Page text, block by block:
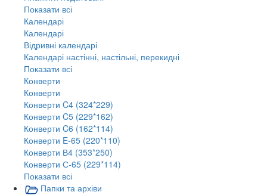
Показати всі
Календарі
Календарі
Відривні календарі
Календарі настінні, настільні, перекидні
Показати всі
Конверти
Конверти
Конверти C4 (324*229)
Конверти C5 (229*162)
Конверти C6 (162*114)
Конверти E-65 (220*110)
Конверти В4 (353*250)
Конверти С-65 (229*114)
Показати всі
Папки та архіви